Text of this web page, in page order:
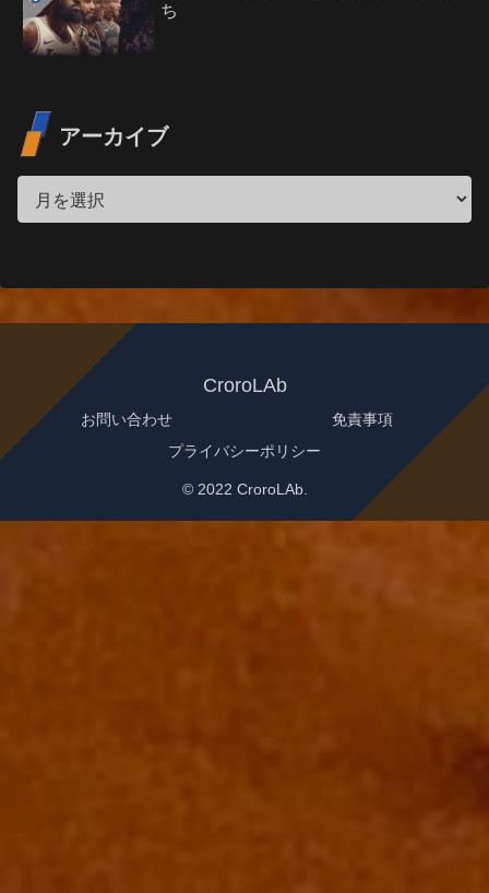
ち
アーカイブ
CroroLAb
お問い合わせ
免責事項
プライバシーポリシー
© 2022 CroroLAb.